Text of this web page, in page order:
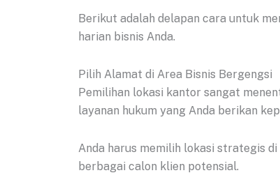
Berikut adalah delapan cara untuk
harian bisnis Anda.
Pilih Alamat di Area Bisnis Bergengsi
Pemilihan lokasi kantor sangat
layanan hukum yang Anda berikan
Anda harus memilih lokasi strategis
berbagai calon klien potensial.